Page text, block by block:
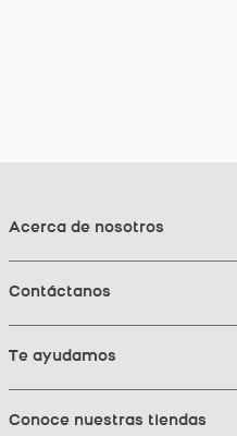
Acerca de nosotros
Contáctanos
Te ayudamos
Conoce nuestras tiendas